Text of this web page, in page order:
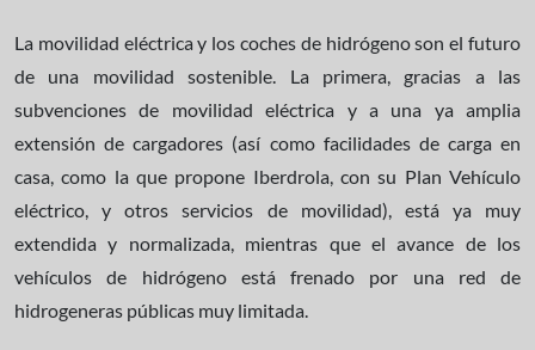
La movilidad eléctrica y los coches de hidrógeno son el futuro
de una movilidad sostenible. La primera, gracias a las
subvenciones de movilidad eléctrica y a una ya amplia
extensión de cargadores (así como facilidades de carga en
casa, como la que propone Iberdrola, con su Plan Vehículo
eléctrico, y otros servicios de movilidad), está ya muy
extendida y normalizada, mientras que el avance de los
vehículos de hidrógeno está frenado por una red de
hidrogeneras públicas muy limitada.